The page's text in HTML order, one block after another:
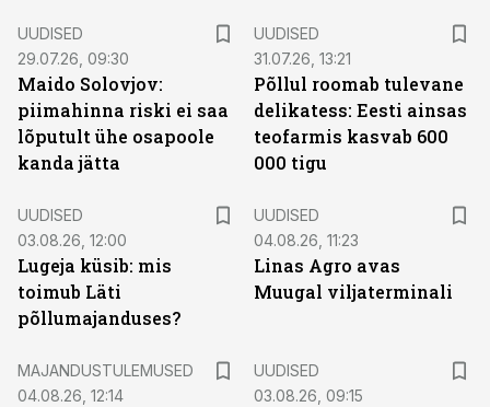
UUDISED
29.07.26, 09:30
Maido Solovjov:
piimahinna riski ei saa
lõputult ühe osapoole
kanda jätta
UUDISED
31.07.26, 13:21
Põllul roomab tulevane
delikatess: Eesti ainsas
teofarmis kasvab 600
000 tigu
UUDISED
03.08.26, 12:00
Lugeja küsib: mis
toimub Läti
põllumajanduses?
UUDISED
04.08.26, 11:23
Linas Agro avas
Muugal viljaterminali
MAJANDUSTULEMUSED
04.08.26, 12:14
UUDISED
03.08.26, 09:15